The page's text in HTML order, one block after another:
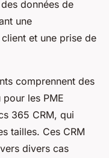
données de
une
et une prise de
comprennent des
les PME
365 CRM, qui
tailles. Ces CRM
divers cas